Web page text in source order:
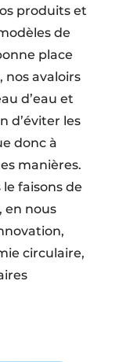
produits et
de
place
nos avaloirs
d’eau et
d’éviter les
donc à
manières.
faisons de
en nous
circulaire,